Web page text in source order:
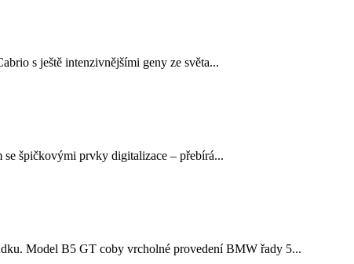
s ještě intenzivnějšími geny ze světa...
se špičkovými prvky digitalizace – přebírá...
Model B5 GT coby vrcholné provedení BMW řady 5...